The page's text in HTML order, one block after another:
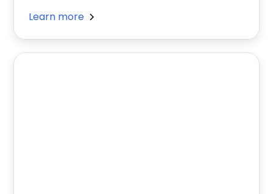
Learn more